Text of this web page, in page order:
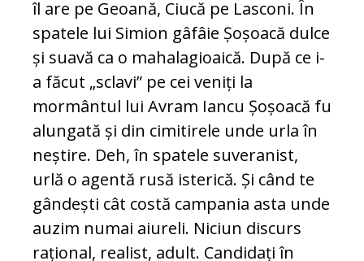
îl are pe Geoană, Ciucă pe Lasconi. În
spatele lui Simion gâfâie Șoșoacă dulce
și suavă ca o mahalagioaică. După ce i-
a făcut „sclavi” pe cei veniți la
mormântul lui Avram Iancu Șoșoacă fu
alungată și din cimitirele unde urla în
neștire. Deh, în spatele suveranist,
urlă o agentă rusă isterică. Și când te
gândești cât costă campania asta unde
auzim numai aiureli. Niciun discurs
rațional, realist, adult. Candidați în